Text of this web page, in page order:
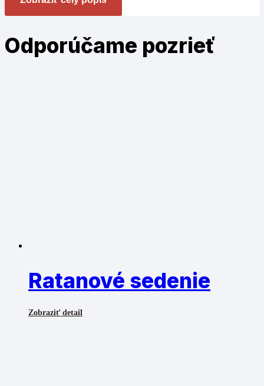
Odporúčame pozrieť
Ratanové sedenie
Zobraziť detail